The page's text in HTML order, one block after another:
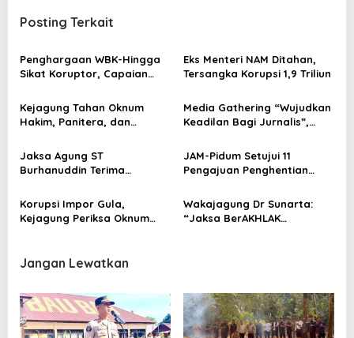
g
a
s
p
s
Posting Terkait
Penghargaan WBK-Hingga
Sikat Koruptor, Capaian
Eks Menteri NAM Ditahan,
Tersangka Korupsi 1,9 Triliun
Kejagung Tahan Oknum
Hakim, Panitera, dan
Media Gathering “Wujudkan
Keadilan Bagi Jurnalis”,
Dewan Pers
Jaksa Agung ST
Burhanuddin Terima
Adhyaksa Award 2024
JAM-Pidum Setujui 11
Pengajuan Penghentian
Korupsi Impor Gula,
Kejagung Periksa Oknum
Wakajagung Dr Sunarta:
“Jaksa BerAKHLAK
Jangan Lewatkan